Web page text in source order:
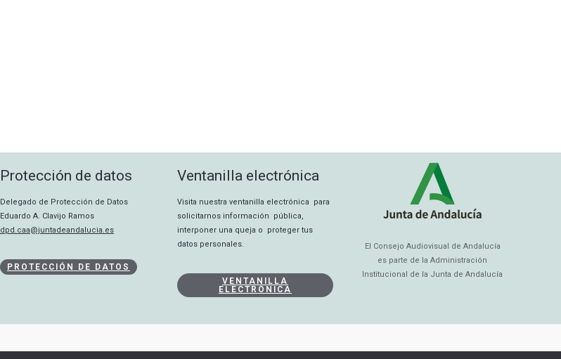
Protección de datos
Delegado de Protección de Datos
Eduardo A. Clavijo Ramos
dpd.caa@juntadeandalucia.es
PROTECCIÓN DE DATOS
Ventanilla electrónica
Visita nuestra ventanilla electrónica para
solicitarnos información pública,
interponer una queja o proteger tus
datos personales.
VENTANILLA
ELECTRÓNICA
El Consejo Audiovisual de Andalucía
es parte de la Administración
Institucional de la Junta de Andalucía